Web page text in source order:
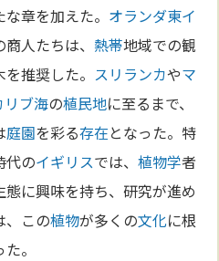
章を加えた。 オランダ東イ
商人たちは、熱帯地域での観
推奨した。 スリランカやマ
リブ海の植民地に至るまで、
庭園を彩る存在となった。特
代のイギリスでは、植物学者
態に興味を持ち、研究が進め
、この植物が多くの文化に根
。